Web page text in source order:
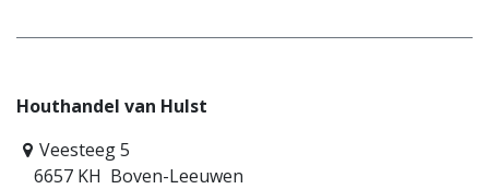
Houthandel van Hulst
Veesteeg 5
6657 KH Boven-Leeuwen